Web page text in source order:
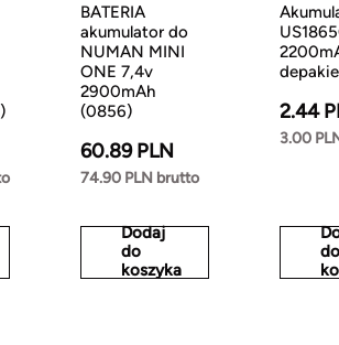
BATERIA
akumulator do
NUMAN MINI
ONE 7,4v
2900mAh
(0856)
60.89 PLN
74.90 PLN brutto
Dodaj
do
koszyka
2.44
3.00
do